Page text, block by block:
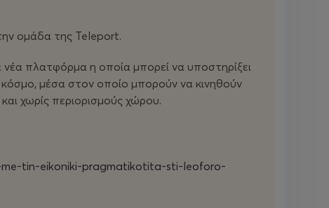
ομάδα της Teleport.
νέα πλατφόρμα η οποία μπορεί να υποστηρίξει
μέσα στον οποίο μπορούν να κινηθούν
χωρίς περιορισμούς χώρου.
me-tin-eikoniki-pragmatikotita-sti-leoforo-